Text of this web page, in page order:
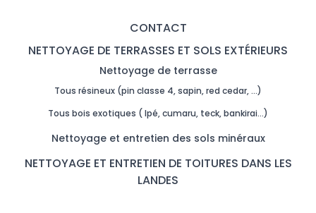
CONTACT
NETTOYAGE DE TERRASSES ET SOLS EXTÉRIEURS
Nettoyage de terrasse
Tous résineux (pin classe 4, sapin, red cedar, …)
Tous bois exotiques ( Ipé, cumaru, teck, bankirai…)
Nettoyage et entretien des sols minéraux
NETTOYAGE ET ENTRETIEN DE TOITURES DANS LES
LANDES